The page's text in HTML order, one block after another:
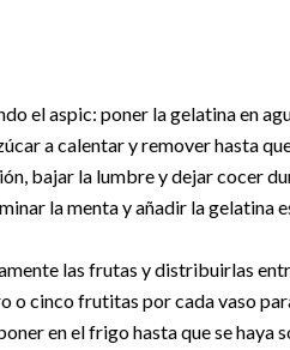
el aspic: poner la gelatina en
a calentar y remover hasta
bajar la lumbre y dejar cocer
la menta y añadir la gelatina
las frutas y distribuirlas
o cinco frutitas por cada vaso
en el frigo hasta que se haya